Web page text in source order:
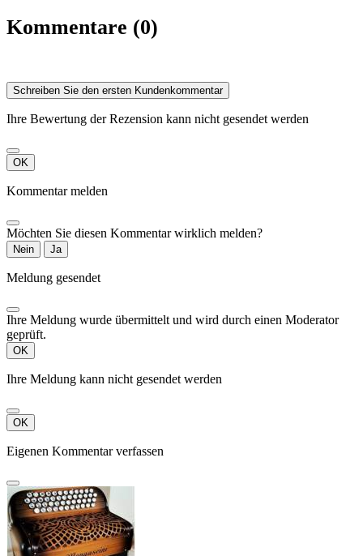
Kommentare (0)
Schreiben Sie den ersten Kundenkommentar
Ihre Bewertung der Rezension kann nicht gesendet werden
OK
Kommentar melden
Möchten Sie diesen Kommentar wirklich melden?
Nein Ja
Meldung gesendet
Ihre Meldung wurde übermittelt und wird durch einen Moderator
geprüft.
OK
Ihre Meldung kann nicht gesendet werden
OK
Eigenen Kommentar verfassen